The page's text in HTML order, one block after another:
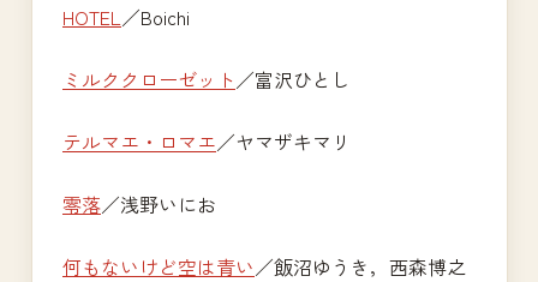
HOTEL ／Boichi
ミルククローゼット／富沢ひとし
テルマエ・ロマエ／ヤマザキマリ
零落／浅野いにお
何もないけど空は青い／飯沼ゆうき，西森博之